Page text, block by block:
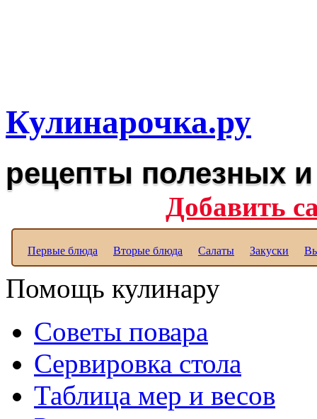
Кулинарочка.ру
рецепты полезных
Добавить
Первые блюда Вторые блюда Салаты Закуски
Помощь кулинару
Советы повара
Сервировка стола
Таблица мер и весов